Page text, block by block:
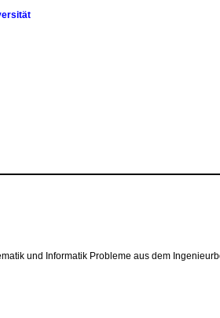
und Informatik Probleme aus dem